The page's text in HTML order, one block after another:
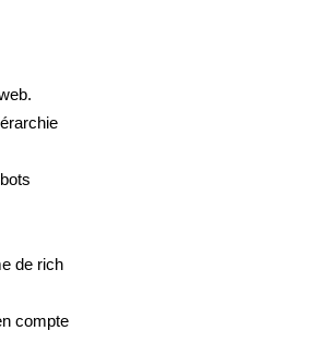
de rich
compte